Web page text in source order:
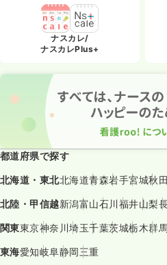
ナスカレ/
ナスカレPlus+
都道府県で探す
北海道・東北北海道青森岩手宮城秋田
北陸・甲信越新潟富山石川福井山梨
関東東京神奈川埼玉千葉茨城栃木群
東海愛知岐阜静岡三重